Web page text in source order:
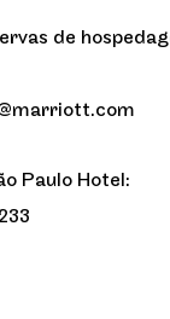
de
Paulo Hotel: